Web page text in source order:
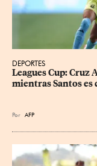
DEPORTES
Leagues Cup: Cruz
mientras Santos
Por AFP